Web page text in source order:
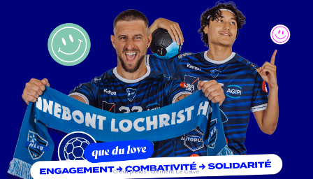
Crédit photos : Clément Le Calvé